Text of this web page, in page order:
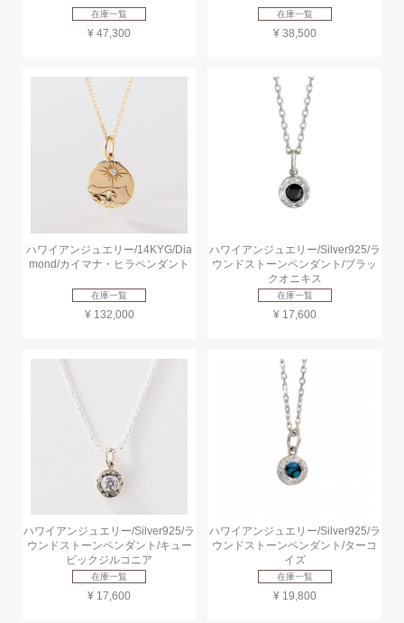
在庫一覧
¥ 47,300
在庫一覧
¥ 38,500
ハワイアンジュエリー/14KYG/Dia
mond/カイマナ・ヒラペンダント
在庫一覧
¥ 132,000
ハワイアンジュエリー/Silver925/ラ
ウンドストーンペンダント/ブラッ
クオニキス
在庫一覧
¥ 17,600
ハワイアンジュエリー/Silver925/ラ
ウンドストーンペンダント/キュー
ビックジルコニア
在庫一覧
¥ 17,600
ハワイアンジュエリー/Silver925/ラ
ウンドストーンペンダント/ターコ
イズ
在庫一覧
¥ 19,800